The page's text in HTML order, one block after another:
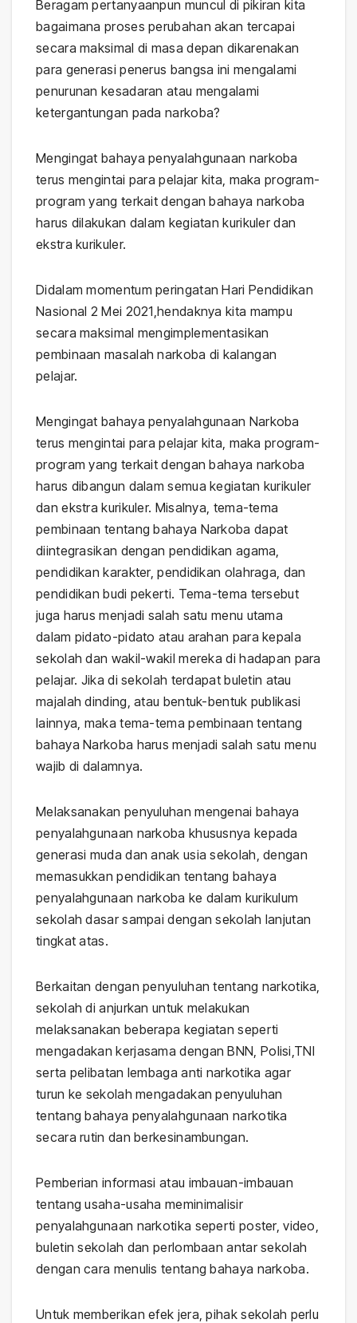
Beragam pertanyaanpun muncul di pikiran kita
bagaimana proses perubahan akan tercapai
secara maksimal di masa depan dikarenakan
para generasi penerus bangsa ini mengalami
penurunan kesadaran atau mengalami
ketergantungan pada narkoba?
Mengingat bahaya penyalahgunaan narkoba
terus mengintai para pelajar kita, maka program-
program yang terkait dengan bahaya narkoba
harus dilakukan dalam kegiatan kurikuler dan
ekstra kurikuler.
Didalam momentum peringatan Hari Pendidikan
Nasional 2 Mei 2021,hendaknya kita mampu
secara maksimal mengimplementasikan
pembinaan masalah narkoba di kalangan
pelajar.
Mengingat bahaya penyalahgunaan Narkoba
terus mengintai para pelajar kita, maka program-
program yang terkait dengan bahaya narkoba
harus dibangun dalam semua kegiatan kurikuler
dan ekstra kurikuler. Misalnya, tema-tema
pembinaan tentang bahaya Narkoba dapat
diintegrasikan dengan pendidikan agama,
pendidikan karakter, pendidikan olahraga, dan
pendidikan budi pekerti. Tema-tema tersebut
juga harus menjadi salah satu menu utama
dalam pidato-pidato atau arahan para kepala
sekolah dan wakil-wakil mereka di hadapan para
pelajar. Jika di sekolah terdapat buletin atau
majalah dinding, atau bentuk-bentuk publikasi
lainnya, maka tema-tema pembinaan tentang
bahaya Narkoba harus menjadi salah satu menu
wajib di dalamnya.
Melaksanakan penyuluhan mengenai bahaya
penyalahgunaan narkoba khususnya kepada
generasi muda dan anak usia sekolah, dengan
memasukkan pendidikan tentang bahaya
penyalahgunaan narkoba ke dalam kurikulum
sekolah dasar sampai dengan sekolah lanjutan
tingkat atas.
Berkaitan dengan penyuluhan tentang narkotika,
sekolah di anjurkan untuk melakukan
melaksanakan beberapa kegiatan seperti
mengadakan kerjasama dengan BNN, Polisi,TNI
serta pelibatan lembaga anti narkotika agar
turun ke sekolah mengadakan penyuluhan
tentang bahaya penyalahgunaan narkotika
secara rutin dan berkesinambungan.
Pemberian informasi atau imbauan-imbauan
tentang usaha-usaha meminimalisir
penyalahgunaan narkotika seperti poster, video,
buletin sekolah dan perlombaan antar sekolah
dengan cara menulis tentang bahaya narkoba.
Untuk memberikan efek jera, pihak sekolah perlu